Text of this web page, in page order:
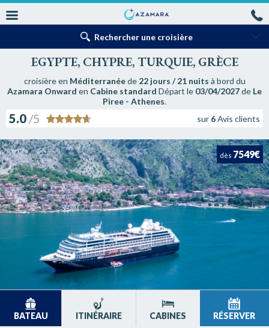
Rechercher une croisière
EGYPTE, CHYPRE, TURQUIE, GRÈCE
croisière en Méditerranéede 22 jours / 21 nuits à bord du
Azamara Onward en Cabine standard Départ le 03/04/2027de Le
Piree - Athenes.
5.0 /5 sur 6Avis clients
dès 7549€
BATEAU ITINÉRAIRE CABINES RÉSERVER